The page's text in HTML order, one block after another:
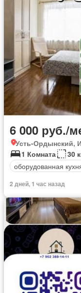
6 000 руб./
Усть-Ордынский,
1 Комната
30
оборудованная
2 дней, 1 час назад